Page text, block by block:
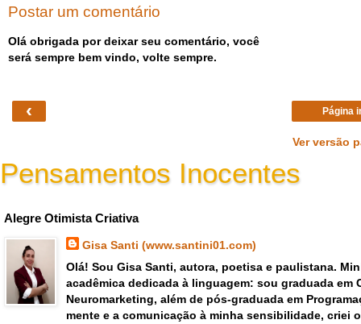
Postar um comentário
Olá obrigada por deixar seu comentário, você
será sempre bem vindo, volte sempre.
‹ Página
Ver versão
Pensamentos Inocentes
Alegre Otimista Criativa
Gisa Santi (www.santini01.com)
Olá! Sou Gisa Santi, autora, poetisa e paulistana.
acadêmica dedicada à linguagem: sou graduada
Neuromarketing, além de pós-graduada em
mente e a comunicação à minha sensibilidade, criei